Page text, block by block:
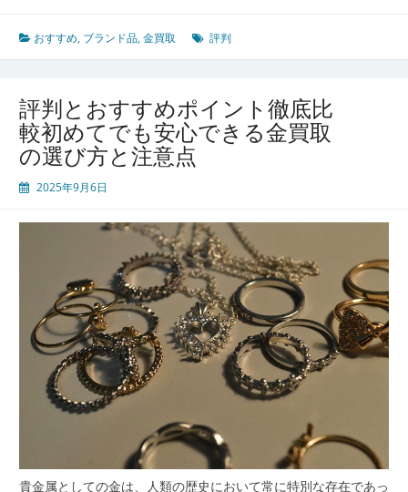
底
おすすめ, ブランド品,金買取 評判
評判とおすすめポイント徹底比
較初めてでも安心できる金買取
の選び方と注意点
2025年9月6日
貴金属としての金は、人類の歴史において常に特別な存在であっ